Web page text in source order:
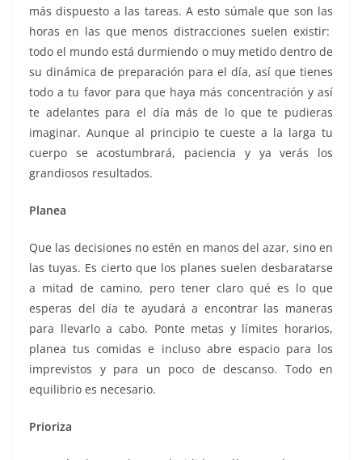
más dispuesto a las tareas. A esto súmale que son las
horas en las que menos distracciones suelen existir:
todo el mundo está durmiendo o muy metido dentro de
su dinámica de preparación para el día, así que tienes
todo a tu favor para que haya más concentración y así
te adelantes para el día más de lo que te pudieras
imaginar. Aunque al principio te cueste a la larga tu
cuerpo se acostumbrará, paciencia y ya verás los
grandiosos resultados.
Planea
Que las decisiones no estén en manos del azar, sino en
las tuyas. Es cierto que los planes suelen desbaratarse
a mitad de camino, pero tener claro qué es lo que
esperas del día te ayudará a encontrar las maneras
para llevarlo a cabo. Ponte metas y límites horarios,
planea tus comidas e incluso abre espacio para los
imprevistos y para un poco de descanso. Todo en
equilibrio es necesario.
Prioriza